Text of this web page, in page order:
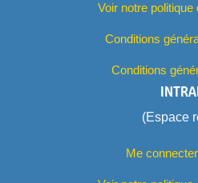
Voir notre politique
Conditions
Conditions
(Espace
Me